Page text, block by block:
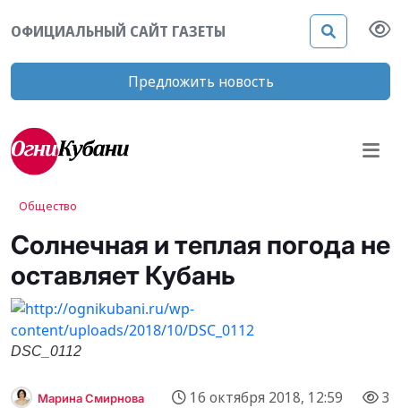
ОФИЦИАЛЬНЫЙ САЙТ ГАЗЕТЫ
Предложить новость
Общество
Солнечная и теплая погода не
оставляет Кубань
DSC_0112
Марина Смирнова 16 октября 2018, 12:59 3